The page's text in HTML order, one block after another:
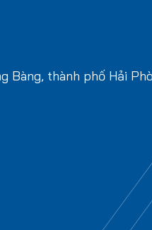
Bàng, thành phố Hải